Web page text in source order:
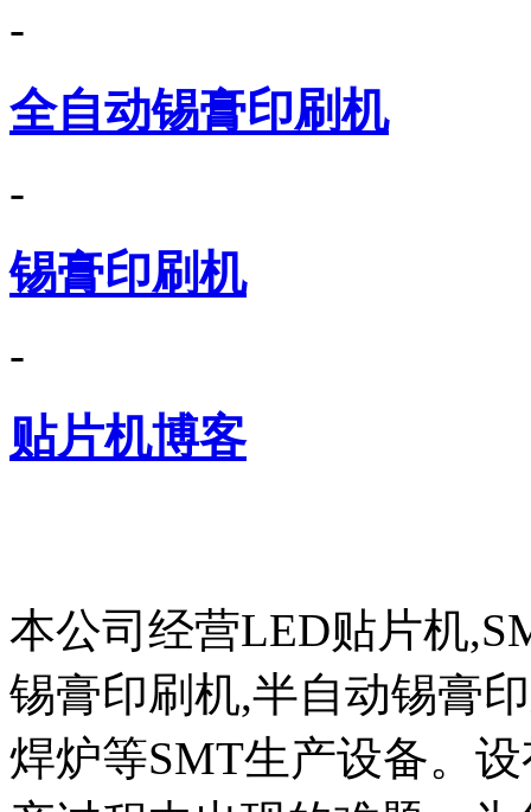
-
全自动锡膏印刷机
-
锡膏印刷机
-
贴片机博客
本公司经营LED贴片机
锡膏印刷机,半自动锡膏
焊炉等SMT生产设备。